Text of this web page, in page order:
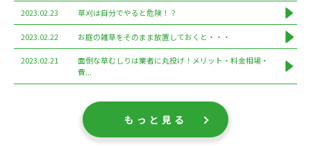
2023.02.23 草刈は自分でやると危険！？
2023.02.22 お庭の雑草をそのまま放置しておくと・・・
2023.02.21
面倒な草むしりは業者に丸投げ！メリット・料金相場・
費...
もっと見る